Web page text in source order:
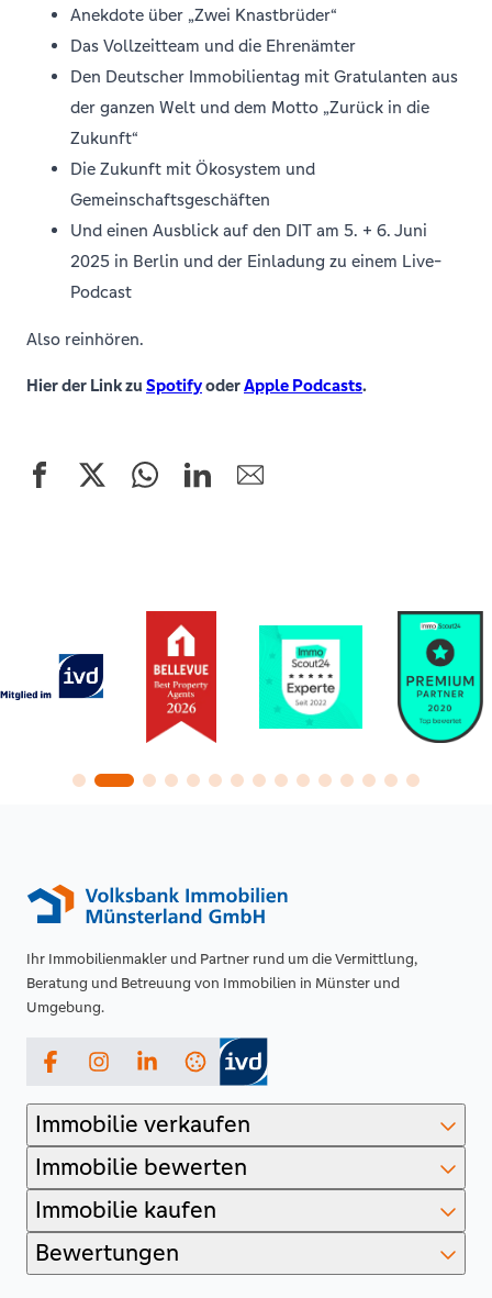
Anekdote über „Zwei Knastbrüder“
Das Vollzeitteam und die Ehrenämter
Den Deutscher Immobilientag mit Gratulanten aus
der ganzen Welt und dem Motto „Zurück in die
Zukunft“
Die Zukunft mit Ökosystem und
Gemeinschaftsgeschäften
Und einen Ausblick auf den DIT am 5. + 6. Juni
2025 in Berlin und der Einladung zu einem Live-
Podcast
Also reinhören.
Hier der Link zu SpotifyoderApple Podcasts.
Ihr Immobilienmakler und Partner rund um die Vermittlung,
Beratung und Betreuung von Immobilien in Münster und
Umgebung.
FacebookInstagramLinkedIn
Immobilie verkaufen
Immobilie bewerten
Immobilie kaufen
Bewertungen